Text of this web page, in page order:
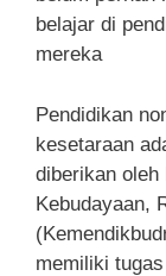
belajar di
mereka
Pendidikan
kesetaraan
diberikan oleh
Kebudayaan,
memiliki